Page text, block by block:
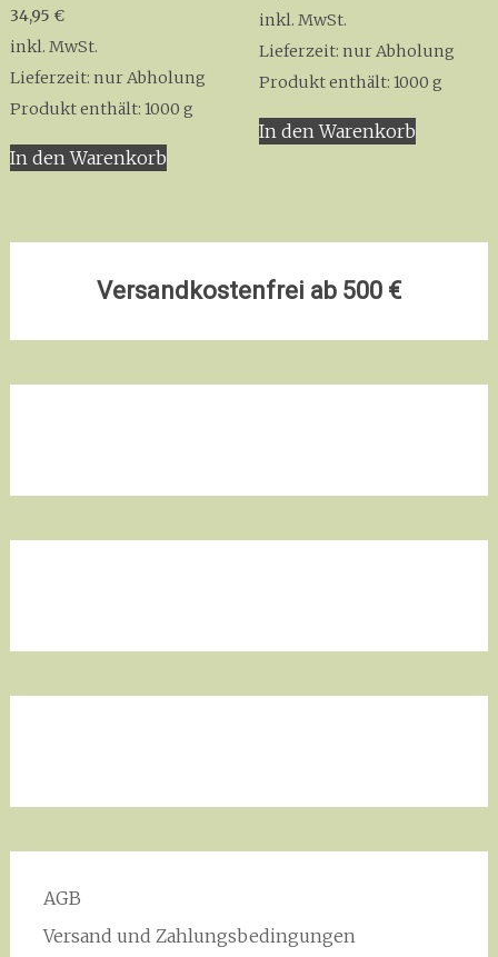
Produktseite
gewählt
der
34,95 €
inkl. MwSt.
Lieferzeit: nur Abholung
Produkt enthält: 1000 g
In den Warenkorb
inkl. MwSt.
Lieferzeit: nur Abholung
Produkt enthält: 1000 g
In den Warenkorb
Versandkostenfrei ab 500 €
AGB
Versand und Zahlungsbedingungen